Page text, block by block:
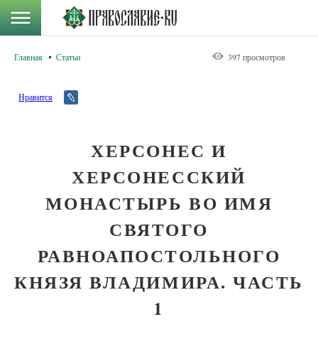
Главная Статьи 397 просмотров
Нравится
ХЕРСОНЕС И
ХЕРСОНЕССКИЙ
МОНАСТЫРЬ ВО ИМЯ
СВЯТОГО
РАВНОАПОСТОЛЬНОГО
КНЯЗЯ ВЛАДИМИРА. ЧАСТЬ
1